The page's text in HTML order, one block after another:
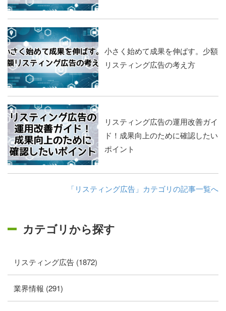
小さく始めて成果を伸ばす。少額
リスティング広告の考え方
リスティング広告の運用改善ガイ
ド！成果向上のために確認したい
ポイント
「リスティング広告」カテゴリの記事一覧へ
カテゴリから探す
リスティング広告 (1872)
業界情報 (291)